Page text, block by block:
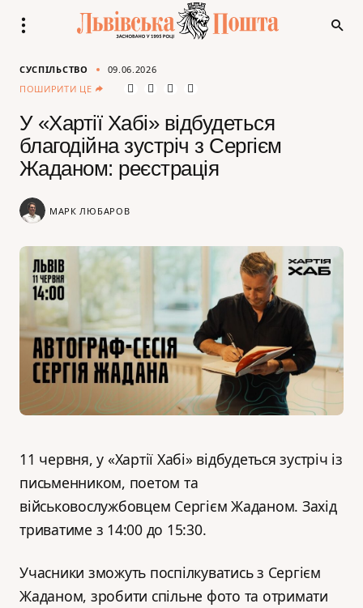
СУСПІЛЬСТВО
09.06.2026
ПОШИРИТИ ЦЕ
У «Хартії Хабі» відбудеться
благодійна зустріч з Сергієм
Жаданом: реєстрація
МАРК ЛЮБАРОВ
11 червня, у «Хартії Хабі» відбудеться зустріч із
письменником, поетом та
військовослужбовцем Сергієм Жаданом. Захід
триватиме з 14:00 до 15:30.
Учасники зможуть поспілкуватись з Сергієм
Жаданом, зробити спільне фото та отримати